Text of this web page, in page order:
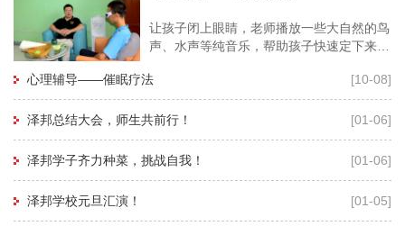
让孩子闭上眼睛，老师播放一些大自然的鸟
声、水声等纯音乐，帮助孩子快速定下来，
利于心理老师深度进入孩子的
心理辅导——催眠疗法 [10-08]
泽邦总结大会，师生共前行！ [01-06]
泽邦学子齐力种菜，挑战自我！ [01-06]
泽邦学校元旦汇演！ [01-05]